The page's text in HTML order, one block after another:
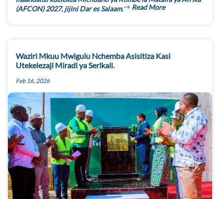
(AFCON) 2027, jijini Dar es Salaam.
Read More
Waziri Mkuu Mwigulu Nchemba Asisitiza Kasi
Utekelezaji Miradi ya Serikali.
Feb 16, 2026